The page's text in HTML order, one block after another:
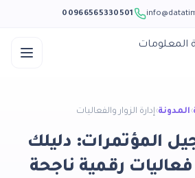
00966565330501
›المدونة›إدارة الزوار والفعاليات
المؤتمرات: دليلك
رقمية ناجحة